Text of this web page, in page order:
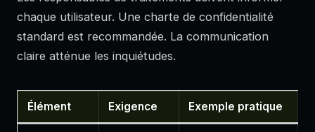
chaque utilisateur. Une charte de confidentialité
standard est recommandée. La communication
claire atténue les inquiétudes.
Élément Exigence Exemple pratique